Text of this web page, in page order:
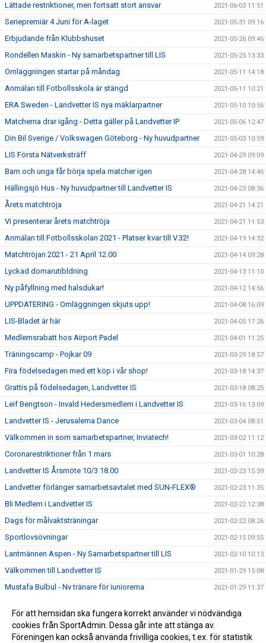
Lättade restriktioner, men fortsatt stort ansvar 2021-06-03 11:51
Seriepremiär 4 Juni för A-laget 2021-05-31 09:16
Erbjudande från Klubbshuset 2021-05-26 09:46
Rondellen Maskin - Ny samarbetspartner till LIS 2021-05-25 13:33
Omläggningen startar på måndag 2021-05-11 14:18
Anmälan till Fotbollsskola är stängd 2021-05-11 10:21
ERA Sweden - Landvetter IS nya mäklarpartner 2021-05-10 10:56
Matcherna drar igång - Detta gäller på Landvetter IP 2021-05-06 12:47
Din Bil Sverige / Volkswagen Göteborg - Ny huvudpartner 2021-05-03 10:59
LIS Första Nätverksträff 2021-04-29 09:09
Barn och unga får börja spela matcher igen 2021-04-28 14:46
Hällingsjö Hus - Ny huvudpartner till Landvetter IS 2021-04-23 08:36
Årets matchtröja 2021-04-21 14:21
Vi presenterar årets matchtröja 2021-04-21 11:53
Anmälan till Fotbollsskolan 2021 - Platser kvar till V.32! 2021-04-19 14:32
Matchtröjan 2021 - 21 April 12.00 2021-04-14 09:28
Lyckad domarutibldning 2021-04-13 11:10
Ny påfyllning med halsdukar! 2021-04-12 14:56
UPPDATERING - Omläggningen skjuts upp! 2021-04-08 16:09
LIS-Bladet är här 2021-04-05 17:26
Medlemsrabatt hos Airport Padel 2021-04-01 11:25
Träningscamp - Pojkar 09 2021-03-29 18:57
Fira födelsedagen med ett köp i vår shop! 2021-03-18 14:37
Grattis på födelsedagen, Landvetter IS 2021-03-18 08:25
Leif Bengtson - Invald Hedersmedlem i Landvetter IS 2021-03-16 13:09
Landvetter IS - Jerusalema Dance 2021-03-04 08:51
Välkommen in som samarbetspartner, Inviatech! 2021-03-02 11:12
Coronarestriktioner från 1 mars 2021-03-01 10:28
Landvetter IS Årsmöte 10/3 18.00 2021-02-23 15:39
Landvetter förlänger samarbetsavtalet med SUN-FLEX® 2021-02-23 11:35
Bli Medlem i Landvetter IS 2021-02-22 12:38
Dags för målvaktsträningar 2021-02-22 08:26
Sportlovsövningar 2021-02-15 09:55
Lantmännen Aspen - Ny Samarbetspartner till LIS 2021-02-10 10:13
Välkommen till Landvetter IS 2021-01-29 15:08
Mustafa Bulbul - Ny tränare för juniorerna 2021-01-29 11:37
Landvetter IS välkomnar Hertzmans Kakel & Klinker in i
värmen
För att hemsidan ska fungera korrekt använder vi nödvändiga
cookies från SportAdmin. Dessa går inte att stänga av.
Föreningen kan också använda frivilliga cookies, t.ex. för statistik